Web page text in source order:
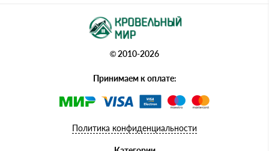
© 2010-2026
Принимаем к оплате:
Политика конфиденциальности